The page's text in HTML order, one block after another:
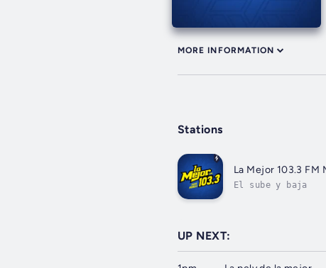
MORE INFORMATION
Stations
La Mejor 103.3 FM
El sube y baja
UP NEXT: